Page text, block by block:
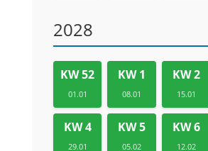
2028
KW 52
01.01
KW 1
08.01
KW 2
15.01
KW 4
29.01
KW 5
05.02
KW 6
12.02